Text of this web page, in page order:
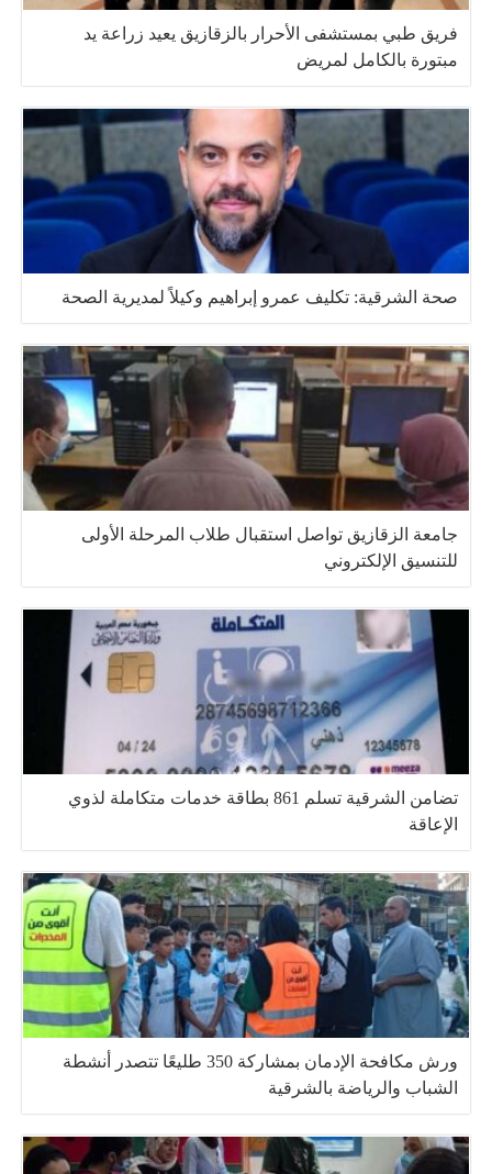
فريق طبي بمستشفى الأحرار بالزقازيق يعيد زراعة يد
مبتورة بالكامل لمريض
صحة الشرقية: تكليف عمرو إبراهيم وكيلاً لمديرية الصحة
جامعة الزقازيق تواصل استقبال طلاب المرحلة الأولى
للتنسيق الإلكتروني
تضامن الشرقية تسلم 861 بطاقة خدمات متكاملة لذوي
الإعاقة
ورش مكافحة الإدمان بمشاركة 350 طليعًا تتصدر أنشطة
الشباب والرياضة بالشرقية